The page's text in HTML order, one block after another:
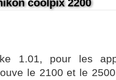
coolpix 2200
1.01, pour les
le 2100 et le